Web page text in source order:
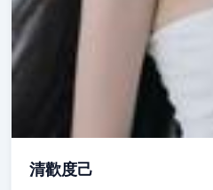
清歡度己